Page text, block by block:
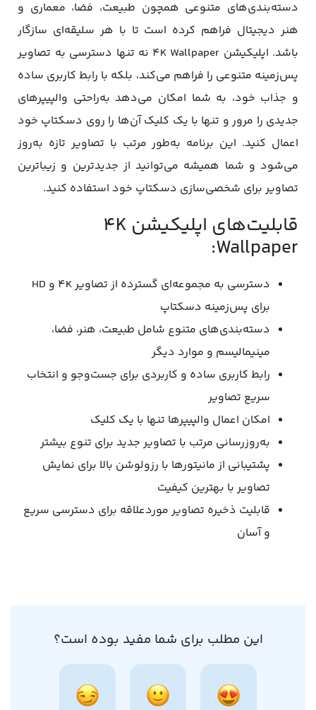
دسته‌بندی‌های متنوعی همچون طبیعت، فضا، معماری و
هنر دیجیتال فراهم کرده است تا با هر سلیقه‌ای سازگار
باشد. اپلیکیشن 4K Wallpaper نه تنها دسترسی به تصاویر
پس‌زمینه متنوعی را فراهم می‌کند، بلکه با رابط کاربری ساده
و جذاب خود، به شما امکان می‌دهد به‌راحتی والپیپرهای
جدیدی را مرور و تنها با یک کلیک آن‌ها را روی دسکتاپ خود
اعمال کنید. این برنامه به‌طور مرتب با تصاویر تازه به‌روز
می‌شود و شما همیشه می‌توانید از جدیدترین و زیباترین
تصاویر برای شخصی‌سازی دسکتاپ خود استفاده کنید.
قابلیت‌های اپلیکیشن 4K
Wallpaper:
دسترسی به مجموعه‌ای گسترده از تصاویر 4K و HD
برای پس‌زمینه دسکتاپ
دسته‌بندی‌های متنوع شامل طبیعت، هنر، فضا،
مینیمالیسم و موارد دیگر
رابط کاربری ساده و کاربردی برای جست‌وجو و انتخاب
سریع تصاویر
امکان اعمال والپیپرها تنها با یک کلیک
به‌روزرسانی مرتب با تصاویر جدید برای تنوع بیشتر
پشتیبانی از مانیتورها با رزولوشن بالا برای نمایش
تصاویر با بهترین کیفیت
قابلیت ذخیره تصاویر موردعلاقه برای دسترسی سریع
و آسان
این مطلب برای شما مفید بوده است؟